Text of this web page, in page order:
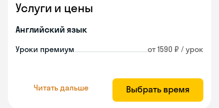
Услуги и цены
Английский язык
Уроки премиум от 1590 ₽ / урок
Читать дальше Выбрать время